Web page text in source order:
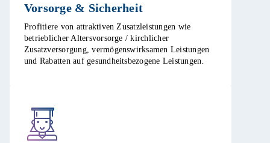
Vorsorge & Sicherheit​
Profitiere von attraktiven Zusatzleistungen wie
betrieblicher Altersvorsorge / kirchlicher
Zusatzversorgung, vermögenswirksamen Leistungen
und Rabatten auf gesundheitsbezogene Leistungen.​